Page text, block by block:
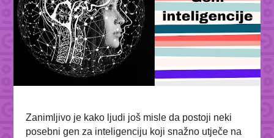
Zanimljivo je kako ljudi još misle da postoji neki
posebni gen za inteligenciju koji snažno utječe na